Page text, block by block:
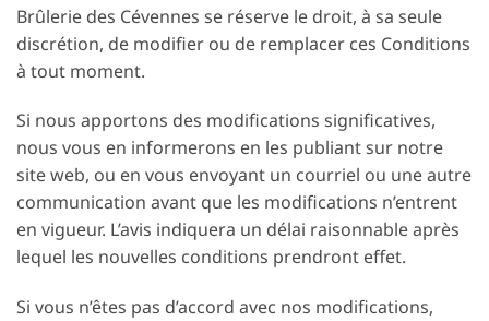
Brûlerie des Cévennes se réserve le droit, à sa seule
discrétion, de modifier ou de remplacer ces Conditions
à tout moment.
Si nous apportons des modifications significatives,
nous vous en informerons en les publiant sur notre
site web, ou en vous envoyant un courriel ou une autre
communication avant que les modifications n’entrent
en vigueur. L’avis indiquera un délai raisonnable après
lequel les nouvelles conditions prendront effet.
Si vous n’êtes pas d’accord avec nos modifications,